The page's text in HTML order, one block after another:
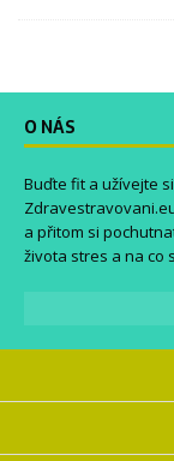
O NÁS
Buďte fit a užívejte
a přitom si
života stres a na co